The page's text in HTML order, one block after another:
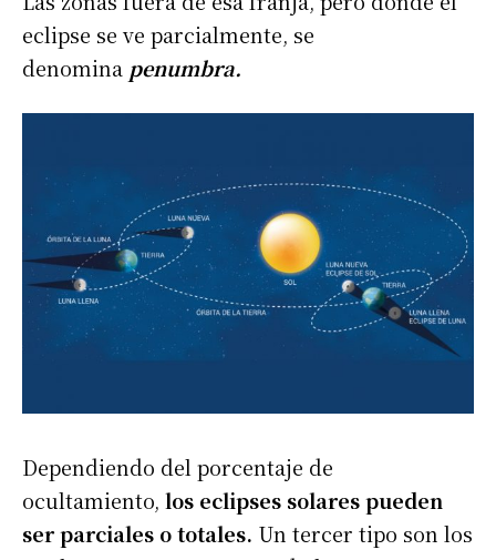
eclipse se ve parcialmente, se
denomina penumbra.
Dependiendo del porcentaje de
ocultamiento, los eclipses solares pueden
ser parciales o totales. Un tercer tipo son los